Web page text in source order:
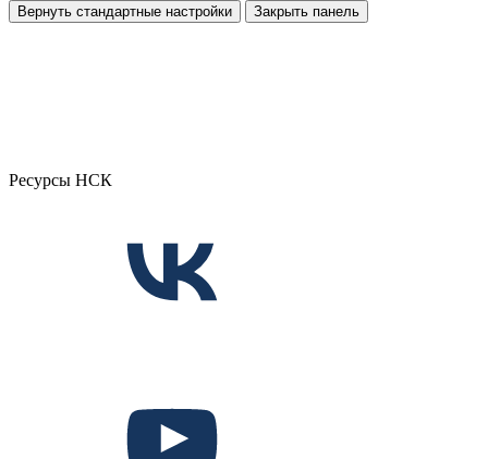
Вернуть стандартные настройки Закрыть панель
Ресурсы НСК